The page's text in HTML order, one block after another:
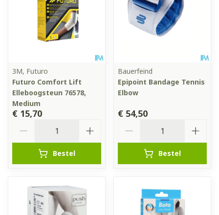
3M, Futuro
Futuro Comfort Lift
Elleboogsteun 76578,
Medium
€ 15,70
Bestel
Bauerfeind
Epipoint Bandage Tennis
Elbow
€ 54,50
Bestel